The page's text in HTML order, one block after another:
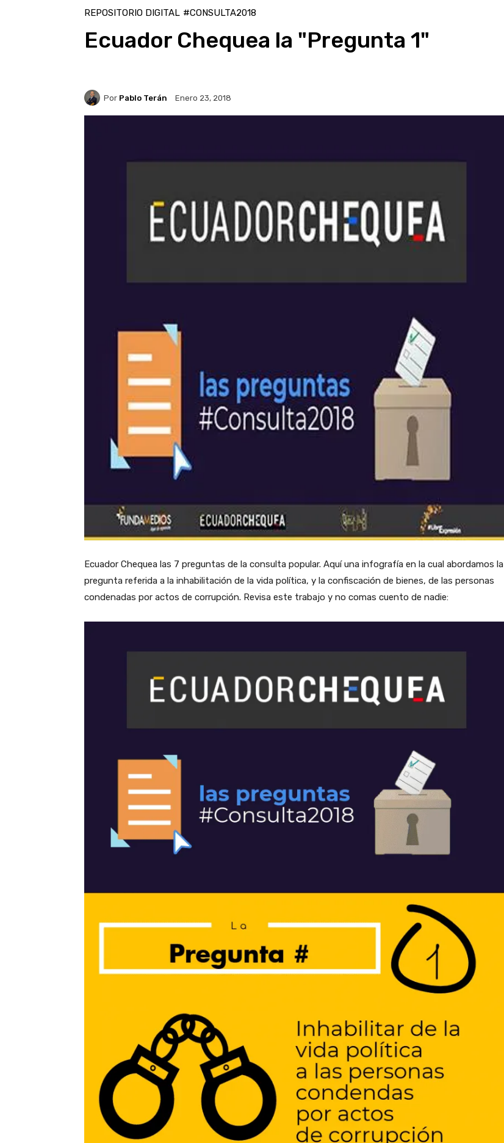
REPOSITORIO DIGITAL #CONSULTA2018
Ecuador Chequea la "Pregunta 1"
Por Pablo Terán Enero 23, 2018
Ecuador Chequea las 7 preguntas de la consulta popular. Aquí una infografía en la cual abordamos la
pregunta referida a la inhabilitación de la vida política, y la confiscación de bienes, de las personas
condenadas por actos de corrupción. Revisa este trabajo y no comas cuento de nadie: